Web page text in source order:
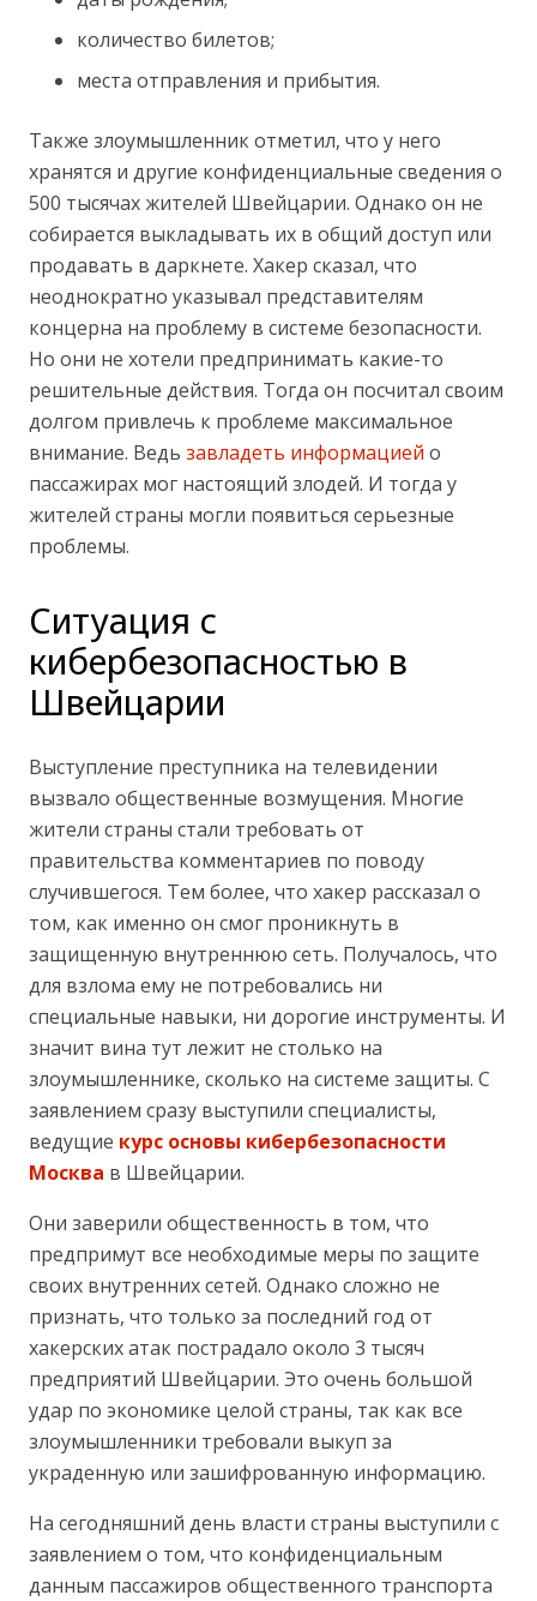
количество билетов;
места отправления и прибытия.
Также злоумышленник отметил, что у него
хранятся и другие конфиденциальные сведения о
500 тысячах жителей Швейцарии. Однако он не
собирается выкладывать их в общий доступ или
продавать в даркнете. Хакер сказал, что
неоднократно указывал представителям
концерна на проблему в системе безопасности.
Но они не хотели предпринимать какие-то
решительные действия. Тогда он посчитал своим
долгом привлечь к проблеме максимальное
внимание. Ведь завладеть информацией о
пассажирах мог настоящий злодей. И тогда у
жителей страны могли появиться серьезные
проблемы.
Ситуация с
кибербезопасностью в
Швейцарии
Выступление преступника на телевидении
вызвало общественные возмущения. Многие
жители страны стали требовать от
правительства комментариев по поводу
случившегося. Тем более, что хакер рассказал о
том, как именно он смог проникнуть в
защищенную внутреннюю сеть. Получалось, что
для взлома ему не потребовались ни
специальные навыки, ни дорогие инструменты. И
значит вина тут лежит не столько на
злоумышленнике, сколько на системе защиты. С
заявлением сразу выступили специалисты,
ведущие курс основы кибербезопасности
Москва в Швейцарии.
Они заверили общественность в том, что
предпримут все необходимые меры по защите
своих внутренних сетей. Однако сложно не
признать, что только за последний год от
хакерских атак пострадало около 3 тысяч
предприятий Швейцарии. Это очень большой
удар по экономике целой страны, так как все
злоумышленники требовали выкуп за
украденную или зашифрованную информацию.
На сегодняшний день власти страны выступили с
заявлением о том, что конфиденциальным
данным пассажиров общественного транспорта